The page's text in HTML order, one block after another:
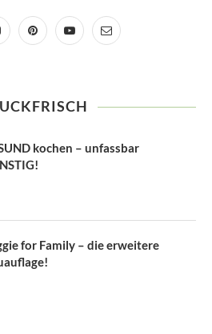
kochen – unfassbar
for Family – die erweitere